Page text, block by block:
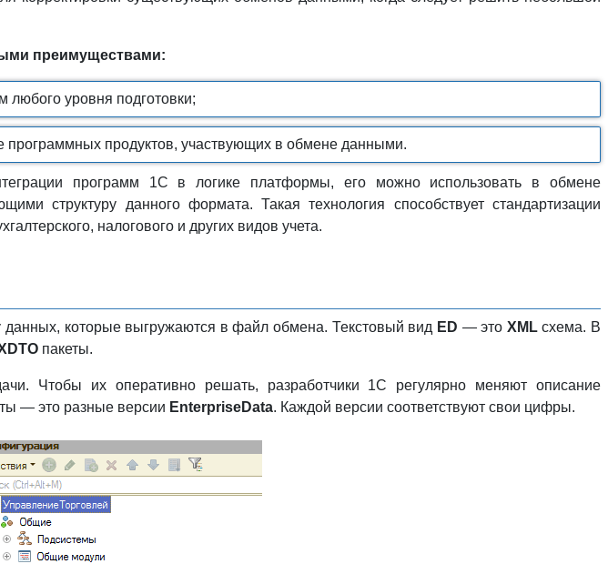
преимуществами:
любого уровня подготовки;
программных продуктов, участвующих в обмене данными.
программ 1С в логике платформы, его можно использовать в обмене
структуру данного формата. Такая технология способствует стандартизации
налогового и других видов учета.
данных, которые выгружаются в файл обмена. Текстовый вид ED — это XMLсхема. В
пакеты.
Чтобы их оперативно решать, разработчики 1С регулярно меняют описание
— это разные версии EnterpriseData. Каждой версии соответствуют свои цифры.